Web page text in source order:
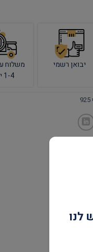
יבואן רשמי
משלוח
1-4 ימים
לנו